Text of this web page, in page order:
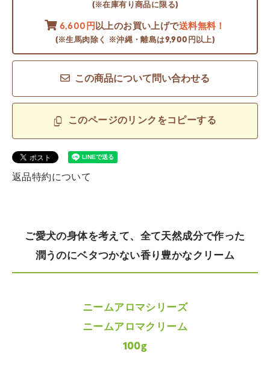
(※在庫有り商品に限る)
6,600円 以上のお買い上げで送料無料！
(※生馬肉除く ※沖縄・離島は9,900円以上)
この商品について問い合わせる
このページのリンクをコピーする
返品特約について
ご愛犬の身体を考えて、全て天然成分で作った
潤うのにベタつかない香り豊かなクリーム
ニームアロマシリーズ
ニームアロマクリーム
100g